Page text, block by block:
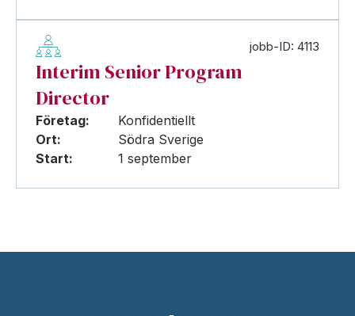
jobb-ID: 4113
Interim Senior Program
Director
Företag:
Konfidentiellt
Ort:
Södra Sverige
Start:
1 september